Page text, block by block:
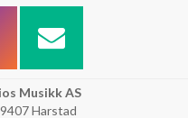
Musikk AS
Harstad